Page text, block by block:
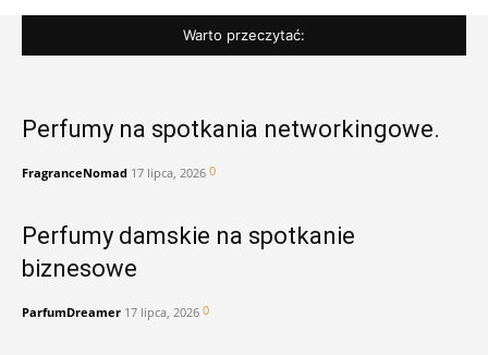
Warto przeczytać:
Perfumy na spotkania networkingowe.
FragranceNomad 17 lipca, 2026 0
Perfumy damskie na spotkanie
biznesowe
ParfumDreamer 17 lipca, 2026 0